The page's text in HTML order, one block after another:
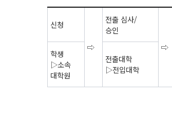
신청
⇨
전출 심사/
​승인
⇨
학생
▷소속
대학원
전출대학
▷전입대학